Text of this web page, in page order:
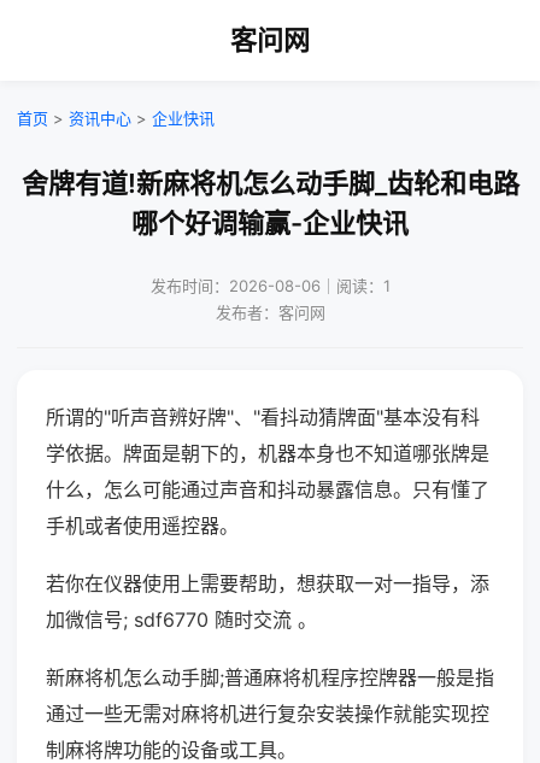
客问网
首页 > 资讯中心 > 企业快讯
舍牌有道!新麻将机怎么动手脚_齿轮和电路
哪个好调输赢-企业快讯
发布时间：2026-08-06｜阅读：1
发布者：客问网
所谓的"听声音辨好牌"、"看抖动猜牌面"基本没有科
学依据。牌面是朝下的，机器本身也不知道哪张牌是
什么，怎么可能通过声音和抖动暴露信息。只有懂了
手机或者使用遥控器。
若你在仪器使用上需要帮助，想获取一对一指导，添
加微信号; sdf6770 随时交流 。
新麻将机怎么动手脚;普通麻将机程序控牌器一般是指
通过一些无需对麻将机进行复杂安装操作就能实现控
制麻将牌功能的设备或工具。